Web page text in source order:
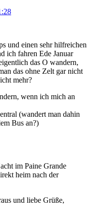
und einen sehr hilfreichen
ich fahren Ede Januar
das O wandern,
das ohne Zelt gar nicht
mehr?
wenn ich mich an
(wandert man dahin
Bus an?)
im Paine Grande
heim nach der
und liebe Grüße,